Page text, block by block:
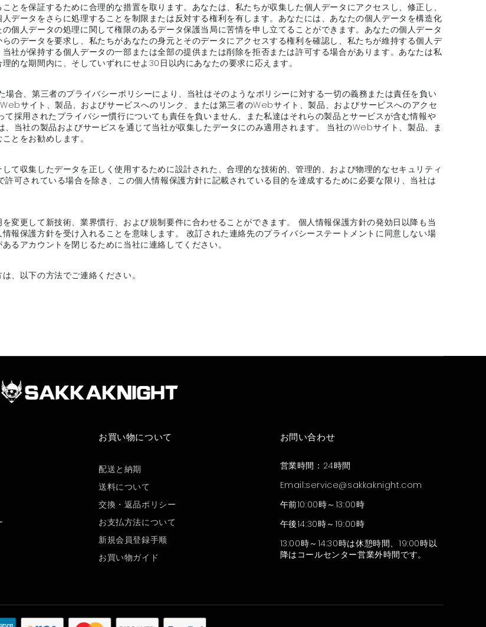
とを保証するために合理的な措置を取ります。あなたは、私たちが収集した個人データにアクセスし、修正し、
データをさらに処理することを制限または反対する権利を有します。あなたには、あなたの個人データを構造化
個人データの処理に関して権限のあるデータ保護当局に苦情を申し立てることができます。あなたの個人データ
のデータを要求し、私たちがあなたの身元とそのデータにアクセスする権利を確認し、私たちが維持する個人デ
社が保持する個人データの一部または全部の提供または削除を拒否または許可する場合があります。あなたは私
的な期間内に、そしていずれにせよ30日以内にあなたの要求に応えます。
合、第三者のプライバシーポリシーにより、当社はそのようなポリシーに対する一切の義務または責任を負い
サイト、製品、およびサービスへのリンク、または第三者のWebサイト、製品、およびサービスへのアクセ
採用されたプライバシー慣行についても責任を負いません、また私達はそれらの製品とサービスが含む情報や
当社の製品およびサービスを通じて当社が収集したデータにのみ適用されます。 当社のWebサイト、製品、ま
とをお勧めします。
て収集したデータを正しく使用するために設計された、合理的な技術的、管理的、および物理的なセキュリティ
可されている場合を除き、この個人情報保護方針に記載されている目的を達成するために必要な限り、当社は
変更して新技術、業界慣行、および規制要件に合わせることができます。 個人情報保護方針の発効日以降も当
報保護方針を受け入れることを意味します。 改訂された連絡先のプライバシーステートメントに同意しない場
るアカウントを閉じるために当社に連絡してください。
、以下の方法でご連絡ください。
お買い物について
配送と納期
送料について
交換・返品ポリシー
お支払方法について
新規会員登録手顺
お買い物ガイド
お問い合わせ
営業時間：24時間
Email:service@sakkaknight.com
午前10:00時～13:00時
午後14:30時～19:00時
13:00時～14:30時は休憩時間、19:00時以
降はコールセンター営業外時間です。